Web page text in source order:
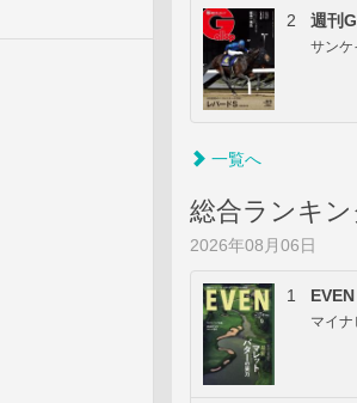
2 週刊
サンケ
一覧へ
総合ランキ
2026年08月06日
1
マイナ